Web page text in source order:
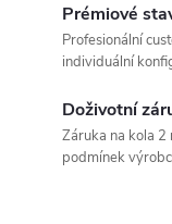
Prémiové
Profesionální
individuální
Doživotní
Záruka na kola
podmínek